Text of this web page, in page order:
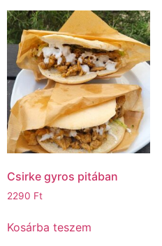
Csirke gyros pitában
2290 Ft
Kosárba teszem